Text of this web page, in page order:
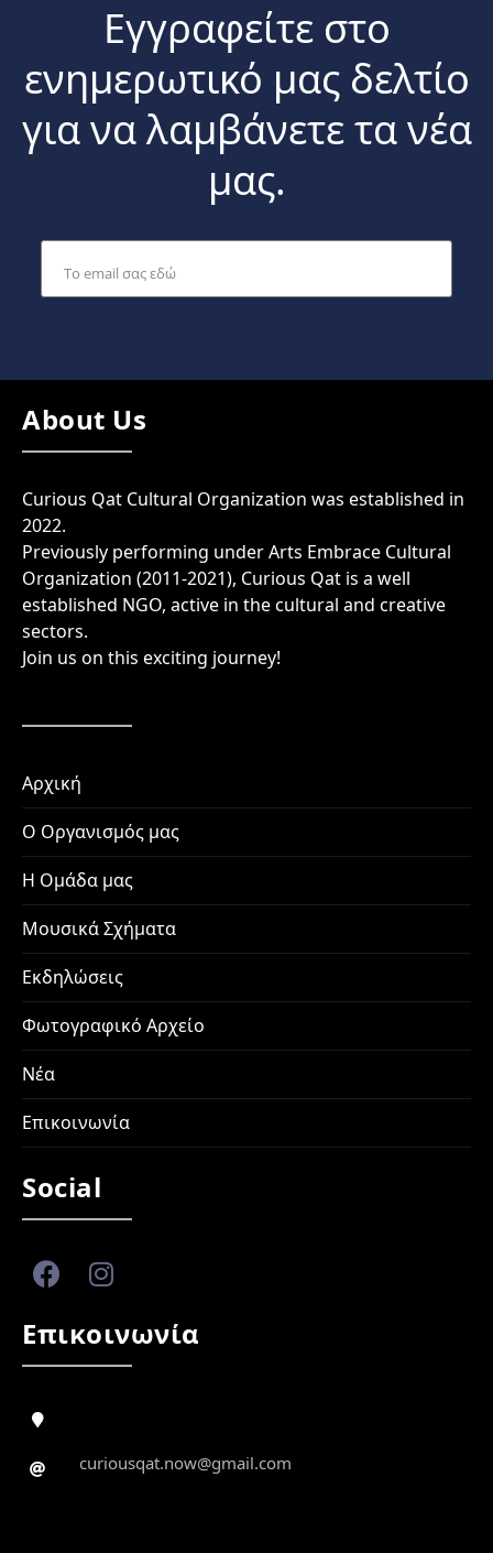
Εγγραφείτε στο
ενημερωτικό μας δελτίο
για να λαμβάνετε τα νέα
μας.
About Us
Curious Qat Cultural Organization was established in
2022.
Previously performing under Arts Embrace Cultural
Organization (2011-2021), Curious Qat is a well
established NGO, active in the cultural and creative
sectors.
Join us on this exciting journey!
Αρχική
Ο Οργανισμός μας
Η Ομάδα μας
Μουσικά Σχήματα
Εκδηλώσεις
Φωτογραφικό Αρχείο
Νέα
Επικοινωνία
Social
Επικοινωνία
curiousqat.now@gmail.com